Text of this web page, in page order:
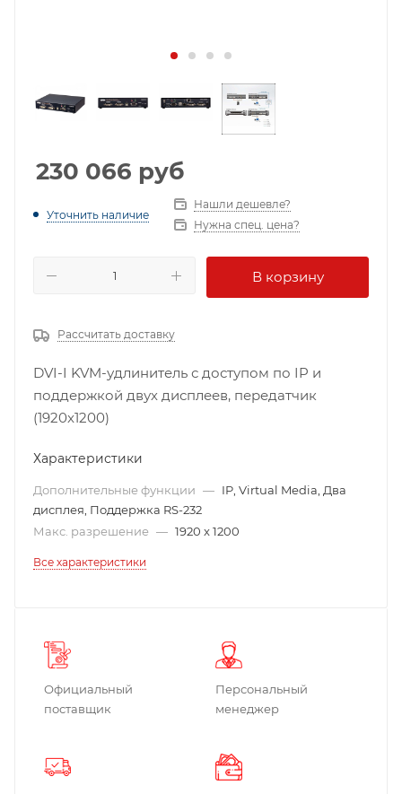
230 066 руб
Уточнить наличие
Нашли дешевле?
Нужна спец. цена?
В корзину
Рассчитать доставку
DVI-I KVM-удлинитель с доступом по IP и
поддержкой двух дисплеев, передатчик
(1920x1200)
Характеристики
Дополнительные функции — IP, Virtual Media, Два
дисплея, Поддержка RS-232
Макс. разрешение — 1920 x 1200
Все характеристики
Официальный
поставщик
Персональный
менеджер